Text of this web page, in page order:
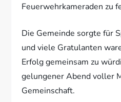
Feuerwehrkameraden zu
Die Gemeinde sorgte für
und viele Gratulanten
Erfolg gemeinsam zu
gelungener Abend voller
Gemeinschaft.